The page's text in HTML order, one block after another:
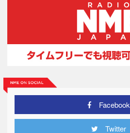
Facebook
Twitter